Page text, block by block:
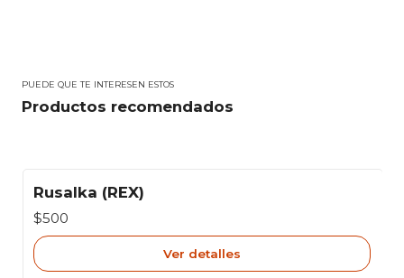
PUEDE QUE TE INTERESEN ESTOS
Productos recomendados
Agotado
Rusalka (REX)
$500
Ver detalles